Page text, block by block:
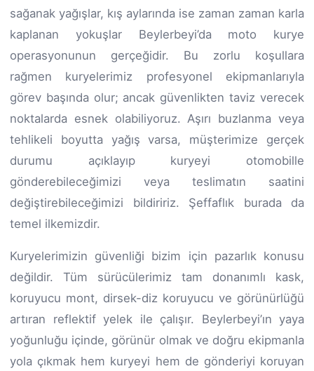
sağanak yağışlar, kış aylarında ise zaman zaman karla
kaplanan yokuşlar Beylerbeyi’da moto kurye
operasyonunun gerçeğidir. Bu zorlu koşullara
rağmen kuryelerimiz profesyonel ekipmanlarıyla
görev başında olur; ancak güvenlikten taviz verecek
noktalarda esnek olabiliyoruz. Aşırı buzlanma veya
tehlikeli boyutta yağış varsa, müşterimize gerçek
durumu açıklayıp kuryeyi otomobille
gönderebileceğimizi veya teslimatın saatini
değiştirebileceğimizi bildiririz. Şeffaflık burada da
temel ilkemizdir.
Kuryelerimizin güvenliği bizim için pazarlık konusu
değildir. Tüm sürücülerimiz tam donanımlı kask,
koruyucu mont, dirsek-diz koruyucu ve görünürlüğü
artıran reflektif yelek ile çalışır. Beylerbeyi’ın yaya
yoğunluğu içinde, görünür olmak ve doğru ekipmanla
yola çıkmak hem kuryeyi hem de gönderiyi koruyan